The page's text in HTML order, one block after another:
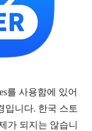
를 사용함에 있어
입니다. 한국 스토
가 되지는 않습니